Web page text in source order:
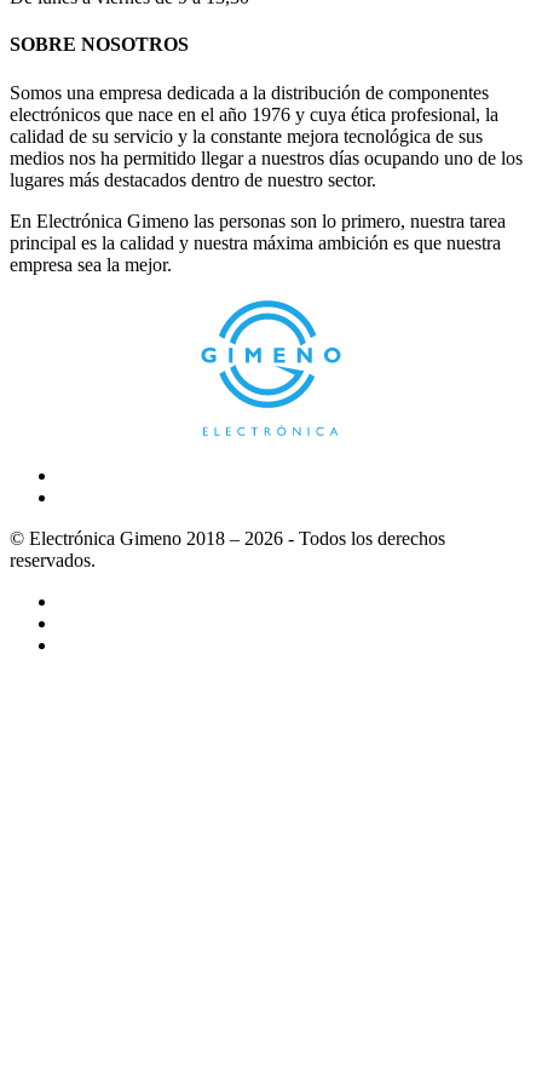
SOBRE NOSOTROS
Somos una empresa dedicada a la distribución de componentes
electrónicos que nace en el año 1976 y cuya ética profesional, la
calidad de su servicio y la constante mejora tecnológica de sus
medios nos ha permitido llegar a nuestros días ocupando uno de los
lugares más destacados dentro de nuestro sector.
En Electrónica Gimeno las personas son lo primero, nuestra tarea
principal es la calidad y nuestra máxima ambición es que nuestra
empresa sea la mejor.
© Electrónica Gimeno 2018 – 2026 - Todos los derechos
reservados.